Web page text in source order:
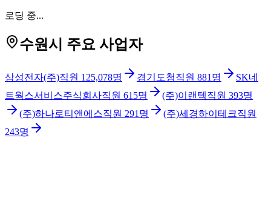
로딩 중...
수원시 주요 사업자
삼성전자(주)직원 125,078명 경기도청직원 881 명
SK네
트웍스서비스주식회사직원 615명 (주)이랜텍직원 393명
(주)하나로티앤에스직원 291 명 (주)세경하이테크직원
243명